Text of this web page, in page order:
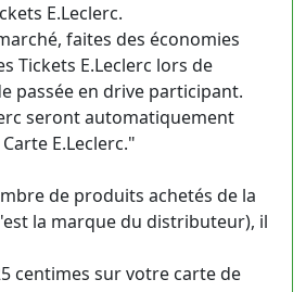
E.Leclerc.
faites des économies
Tickets E.Leclerc lors de
passée en drive participant.
seront automatiquement
E.Leclerc."
de produits achetés de la
la marque du distributeur), il
centimes sur votre carte de